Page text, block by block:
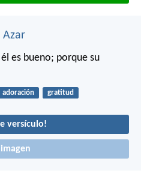
es bueno; porque su
adoración gratitud
versículo!